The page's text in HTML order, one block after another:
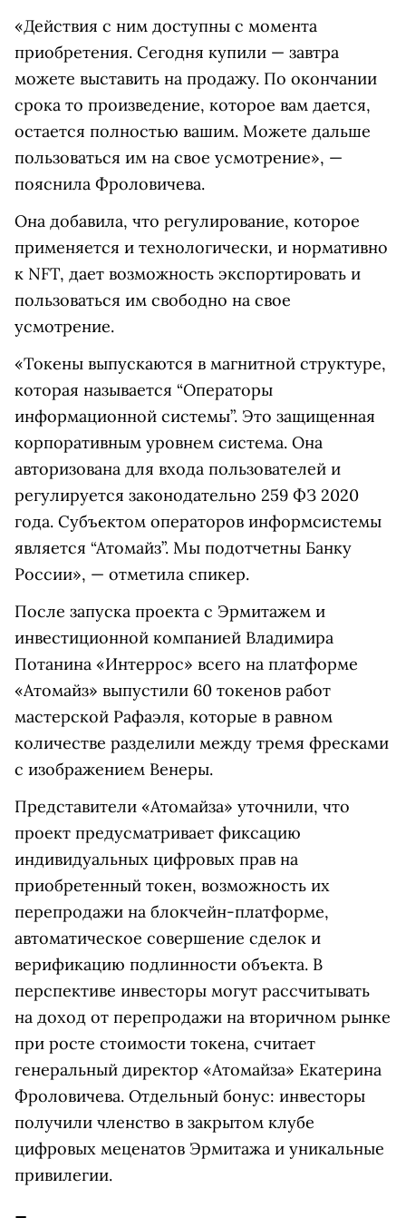
«Действия с ним доступны с момента
приобретения. Сегодня купили — завтра
можете выставить на продажу. По окончании
срока то произведение, которое вам дается,
остается полностью вашим. Можете дальше
пользоваться им на свое усмотрение», —
пояснила Фроловичева.
Она добавила, что регулирование, которое
применяется и технологически, и нормативно
к NFT, дает возможность экспортировать и
пользоваться им свободно на свое
усмотрение.
«Токены выпускаются в магнитной структуре,
которая называется “Операторы
информационной системы”. Это защищенная
корпоративным уровнем система. Она
авторизована для входа пользователей и
регулируется законодательно 259 ФЗ 2020
года. Субъектом операторов информсистемы
является “Атомайз”. Мы подотчетны Банку
России», — отметила спикер.
После запуска проекта с Эрмитажем и
инвестиционной компанией Владимира
Потанина «Интеррос» всего на платформе
«Атомайз» выпустили 60 токенов работ
мастерской Рафаэля, которые в равном
количестве разделили между тремя фресками
с изображением Венеры.
Представители «Атомайза» уточнили, что
проект предусматривает фиксацию
индивидуальных цифровых прав на
приобретенный токен, возможность их
перепродажи на блокчейн-платформе,
автоматическое совершение сделок и
верификацию подлинности объекта. В
перспективе инвесторы могут рассчитывать
на доход от перепродажи на вторичном рынке
при росте стоимости токена, считает
генеральный директор «Атомайза» Екатерина
Фроловичева. Отдельный бонус: инвесторы
получили членство в закрытом клубе
цифровых меценатов Эрмитажа и уникальные
привилегии.